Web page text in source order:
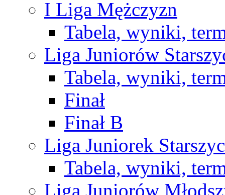
I Liga Mężczyzn
Tabela, wyniki,
Liga Juniorów
Tabela, wyniki,
Finał
Finał B
Liga Juniorek
Tabela, wyniki,
Liga Juniorów